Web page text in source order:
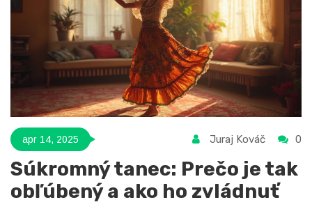
apr 14, 2025 Juraj Kováč 0
Súkromný tanec: Prečo je tak
obľúbený a ako ho zvládnuť